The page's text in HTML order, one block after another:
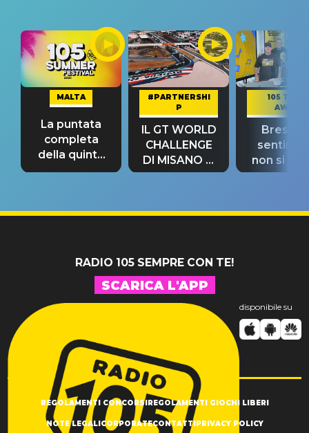
MALTA
La puntata
completa
della quinta
tappa
#PARTNERSHI
P
IL GT WORLD
CHALLENGE
DI MISANO si
riconferma
105 TAKE
AWAY
Bresh:
non si
fino alla
RADIO 105 SEMPRE CON TE!
SCARICA L'APP
disponibile su
REGOLAMENTI CONCORSIREGOLAMENTI GIOCHI LIBERI
NOTE LEGALICORPORATECONTATTIPRIVACY POLICY